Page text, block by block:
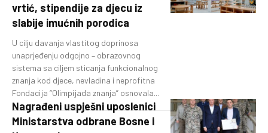
vrtić, stipendije za djecu iz
slabije imućnih porodica
U cilju davanja vlastitog doprinosa
unaprjeđenju odgojno – obrazovnog
sistema sa ciljem sticanja funkcionalnog
znanja kod djece, nevladina i neprofitna
Fondacija “Olimpijada znanja” osnovala...
Nagrađeni uspješni uposlenici
Ministarstva odbrane Bosne i